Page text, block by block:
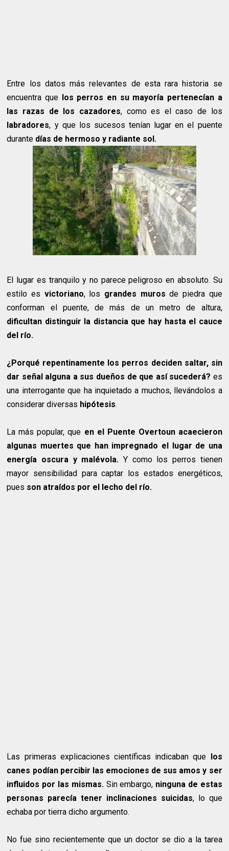
Entre los datos más relevantes de esta rara historia se
encuentra que los perros en su mayoría pertenecían a
las razas de los cazadores, como es el caso de los
labradores, y que los sucesos tenían lugar en el puente
durante días de hermoso y radiante sol.
El lugar es tranquilo y no parece peligroso en absoluto. Su
estilo es victoriano, los grandes muros de piedra que
conforman el puente, de más de un metro de altura,
dificultan distinguir la distancia que hay hasta el cauce
del río.
¿Porqué repentinamente los perros deciden saltar, sin
dar señal alguna a sus dueños de que así sucederá? es
una interrogante que ha inquietado a muchos, llevándolos a
considerar diversas hipótesis.
La más popular, que en el Puente Overtoun acaecieron
algunas muertes que han impregnado el lugar de una
energía oscura y malévola. Y como los perros tienen
mayor sensibilidad para captar los estados energéticos,
pues son atraídos por el lecho del río.
Las primeras explicaciones científicas indicaban que los
canes podían percibir las emociones de sus amos y ser
influidos por las mismas. Sin embargo, ninguna de estas
personas parecía tener inclinaciones suicidas, lo que
echaba por tierra dicho argumento.
No fue sino recientemente que un doctor se dio a la tarea